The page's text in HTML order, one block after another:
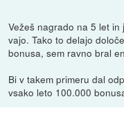
Vežeš nagrado na 5 let
vajo. Tako to delajo
bonusa, sem ravno bral
Bi v takem primeru dal
vsako leto 100.000